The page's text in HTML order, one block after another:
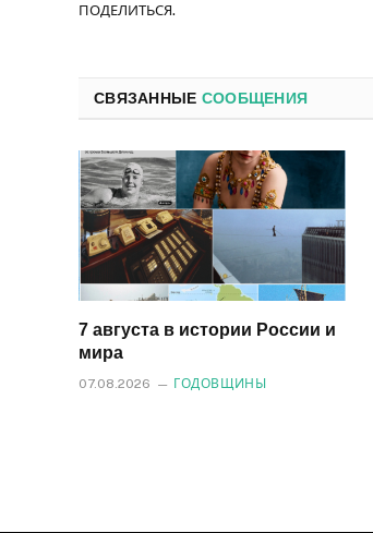
ПОДЕЛИТЬСЯ.
СВЯЗАННЫЕ СООБЩЕНИЯ
7 августа в истории России и
мира
07.08.2026 ГОДОВЩИНЫ